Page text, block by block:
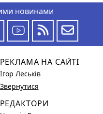
новинами
РЕКЛАМА НА САЙТІ
Ігор Леськів
Звернутися
РЕДАКТОРИ